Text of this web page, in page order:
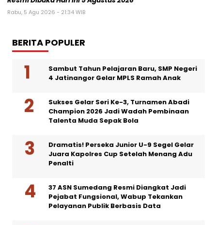
Rabu, 5 Agu 2026 - 21:34 WIB
BERITA POPULER
Sambut Tahun Pelajaran Baru, SMP Negeri
4 Jatinangor Gelar MPLS Ramah Anak
Sukses Gelar Seri Ke-3, Turnamen Abadi
Champion 2026 Jadi Wadah Pembinaan
Talenta Muda Sepak Bola
Dramatis! Perseka Junior U-9 Segel Gelar
Juara Kapolres Cup Setelah Menang Adu
Penalti
37 ASN Sumedang Resmi Diangkat Jadi
Pejabat Fungsional, Wabup Tekankan
Pelayanan Publik Berbasis Data